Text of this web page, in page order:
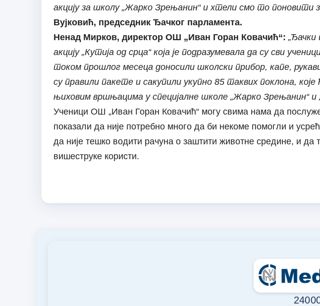
акцију за школу „Жарко Зрењанин“ и хтели смо то поновити
Вујковић, председник Ђачког парламента.
Ненад Мирков, директор ОШ „Иван Горан Ковачић“: „Ђачки
акцију „Кутија од срца“ која је подразумевала да су сви
током прошлог месеца доносили школски прибор, капе,
су правили пакете и сакупили укупно 85 таквих поклона,
њиховим вршњацима у специјалне школе „Жарко Зрењанин“ и
Ученици ОШ „Иван Горан Ковачић“ могу свима нама да
показали да није потребно много да би некоме помогли и
да није тешко водити рачуна о заштити животне средине, и да
вишеструке користи.